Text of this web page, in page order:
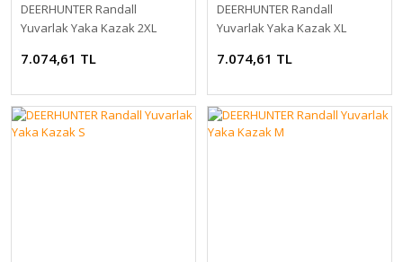
DEERHUNTER Randall
Yuvarlak Yaka Kazak 2XL
7.074,61 TL
DEERHUNTER Randall
Yuvarlak Yaka Kazak XL
7.074,61 TL